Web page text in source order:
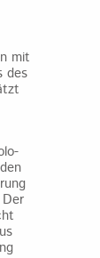
mit
des